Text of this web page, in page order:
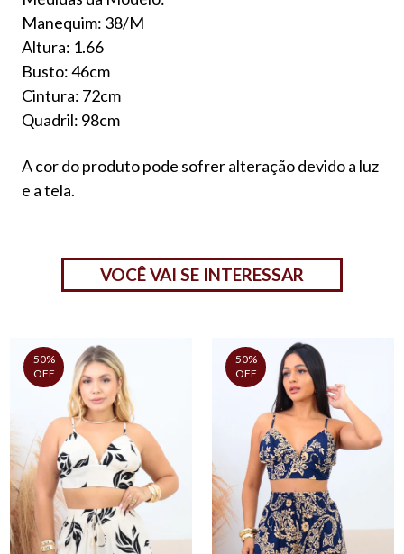
Manequim: 38/M
Altura: 1.66
Busto: 46cm
Cintura: 72cm
Quadril: 98cm
A cor do produto pode sofrer alteração devido a luz
e a tela.
VOCÊ VAI SE INTERESSAR
50%
OFF
50%
OFF